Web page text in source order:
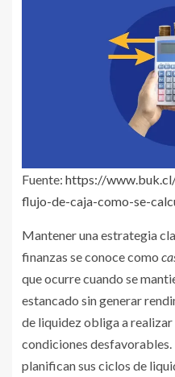
Fuente: https://
flujo-de-caja-como-se-
Mantener una estrategia
finanzas se conoce como
que ocurre cuando se
estancado sin generar
de liquidez obliga a
condiciones
planifican sus ciclos de